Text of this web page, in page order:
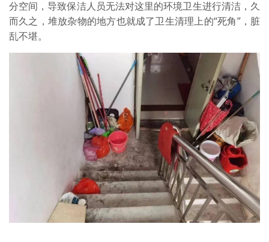
分空间，导致保洁人员无法对这里的环境卫生进行清洁，久
而久之，堆放杂物的地方也就成了卫生清理上的“死角”，脏
乱不堪。